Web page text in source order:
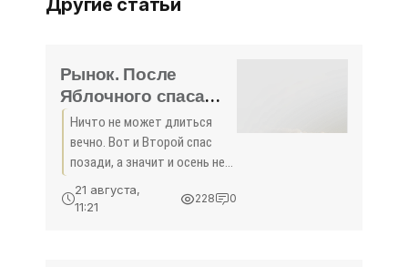
Рынок. После
Яблочного спаса
печем шарлотки и
готовим пастилу -
«Новости
Феодосии»
Ничто не может длиться
вечно. Вот и Второй спас
позади, а значит и осень не
преображается, меняется и
21 августа,
11:21
228 0